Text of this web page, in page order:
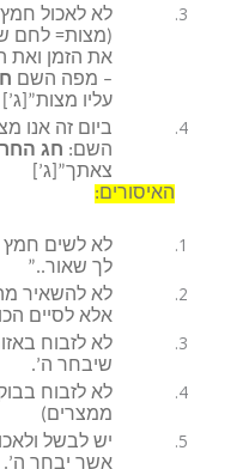
(מצות= לחם
את הזמן ואת
– מפה השם
עליו מצות”[ג’]
ביום זה אנו
השם: חג
צאתך”[ג’]
האיסורים:
לא לשים חמץ
לך שאור..”
לא להשאיר
אלא לסיים
לא לזבוח
שיבחר ה’.
לא לזבוח
ממצרים)
יש לבשל
אשר יבחר